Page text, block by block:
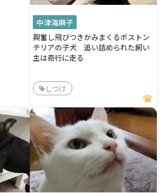
中津海麻子
興奮し飛びつきかみまくるボストン
テリアの子犬 追い詰められた飼い
主は奇行に走る
しつけ